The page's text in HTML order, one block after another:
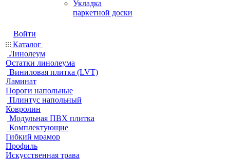
Укладка
паркетной доски
Войти
Каталог
Линолеум
Остатки линолеума
Виниловая плитка (LVT)
Ламинат
Пороги напольные
Плинтус напольный
Ковролин
Модульная ПВХ плитка
Комплектующие
Гибкий мрамор
Профиль
Искусственная трава